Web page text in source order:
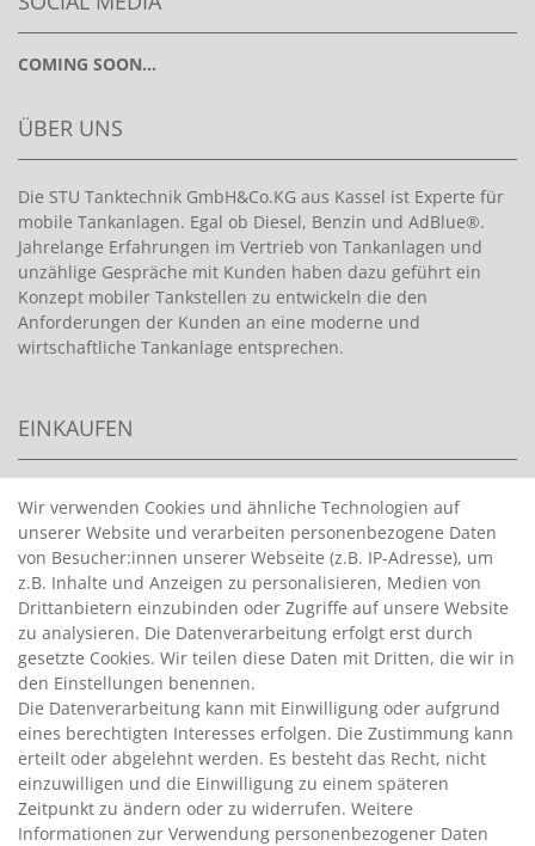
COMING SOON...
ÜBER UNS
Die STU Tanktechnik GmbH&Co.KG aus Kassel ist Experte für
mobile Tankanlagen. Egal ob Diesel, Benzin und AdBlue®.
Jahrelange Erfahrungen im Vertrieb von Tankanlagen und
unzählige Gespräche mit Kunden haben dazu geführt ein
Konzept mobiler Tankstellen zu entwickeln die den
Anforderungen der Kunden an eine moderne und
wirtschaftliche Tankanlage entsprechen.
EINKAUFEN
>
HANDPUMPEN FÜR BENZIN
>
HANDPUMPEN FÜR ÖLE
>
TANKANLAGEN
>
ADBLUE® BETANKUNG
INFORMATIONEN
>
FAQ
>
VERTRAG WIDERRUFEN
>
WIDERRUFSRECHT
Wir verwenden Cookies und ähnliche Technologien auf
unserer Website und verarbeiten personenbezogene Daten
von Besucher:innen unserer Webseite (z.B. IP-Adresse), um
z.B. Inhalte und Anzeigen zu personalisieren, Medien von
Drittanbietern einzubinden oder Zugriffe auf unsere Website
zu analysieren. Die Datenverarbeitung erfolgt erst durch
gesetzte Cookies. Wir teilen diese Daten mit Dritten, die wir in
den Einstellungen benennen.
Die Datenverarbeitung kann mit Einwilligung oder aufgrund
eines berechtigten Interesses erfolgen. Die Zustimmung kann
erteilt oder abgelehnt werden. Es besteht das Recht, nicht
einzuwilligen und die Einwilligung zu einem späteren
Zeitpunkt zu ändern oder zu widerrufen. Weitere
Informationen zur Verwendung personenbezogener Daten